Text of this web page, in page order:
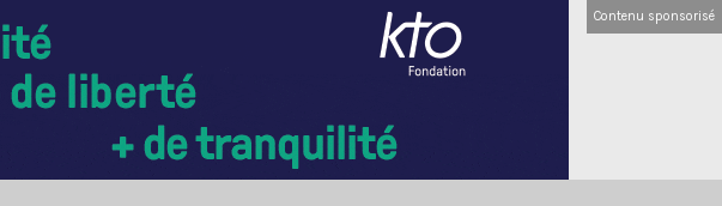
Contenu sponsorisé